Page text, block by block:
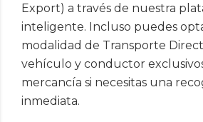
Export) a través de nuestra
inteligente. Incluso puedes
modalidad de Transporte
vehículo y conductor
mercancía si necesitas una
inmediata.